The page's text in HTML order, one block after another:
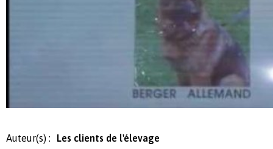
Auteur(s) : Les clients de l'élevage